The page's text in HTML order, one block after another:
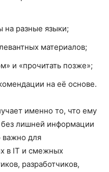
на разные языки;
материалов;
и «прочитать позже»;
на её основе.
именно то, что ему
лишней информации
важно для
в IT и смежных
разработчиков,